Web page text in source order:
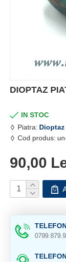
DIOPTAZ
IN STOC
Piatra: Dioptaz
Cod produs:
90,00